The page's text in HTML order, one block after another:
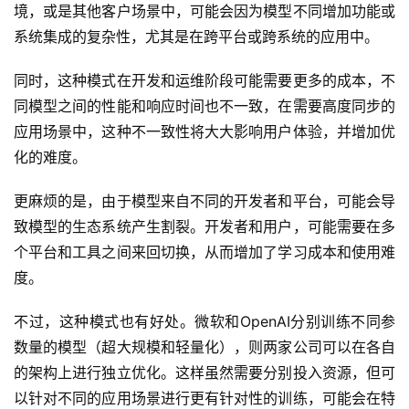
境，或是其他客户场景中，可能会因为模型不同增加功能或
系统集成的复杂性，尤其是在跨平台或跨系统的应用中。
同时，这种模式在开发和运维阶段可能需要更多的成本，不
同模型之间的性能和响应时间也不一致，在需要高度同步的
应用场景中，这种不一致性将大大影响用户体验，并增加优
化的难度。
更麻烦的是，由于模型来自不同的开发者和平台，可能会导
致模型的生态系统产生割裂。开发者和用户，可能需要在多
个平台和工具之间来回切换，从而增加了学习成本和使用难
度。
不过，这种模式也有好处。微软和OpenAI分别训练不同参
数量的模型（超大规模和轻量化），则两家公司可以在各自
的架构上进行独立优化。这样虽然需要分别投入资源，但可
以针对不同的应用场景进行更有针对性的训练，可能会在特